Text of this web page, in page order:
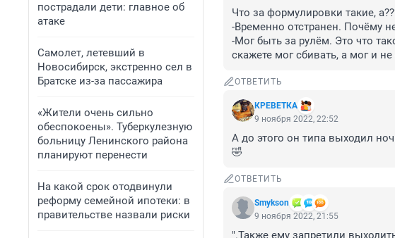
пострадали дети: главное об
атаке
Самолет, летевший в
Новосибирск, экстренно сел в
Братске из-за пассажира
«Жители очень сильно
обеспокоены». Туберкулезную
больницу Ленинского района
планируют перенести
На какой срок отодвинули
реформу семейной ипотеки: в
правительстве назвали риски
Что за формулировки такие,
-Временно отстранен. Почёму
-Мог быть за рулём. Это что
скажете мог сбивать, а мог и не
ОТВЕТИТЬ
КРЕВЕТКА
9 ноября 2022, 22:52
А до этого он типа выходил
🤣
ОТВЕТИТЬ
Smykson
9 ноября 2022, 21:55
".Также ему запретили